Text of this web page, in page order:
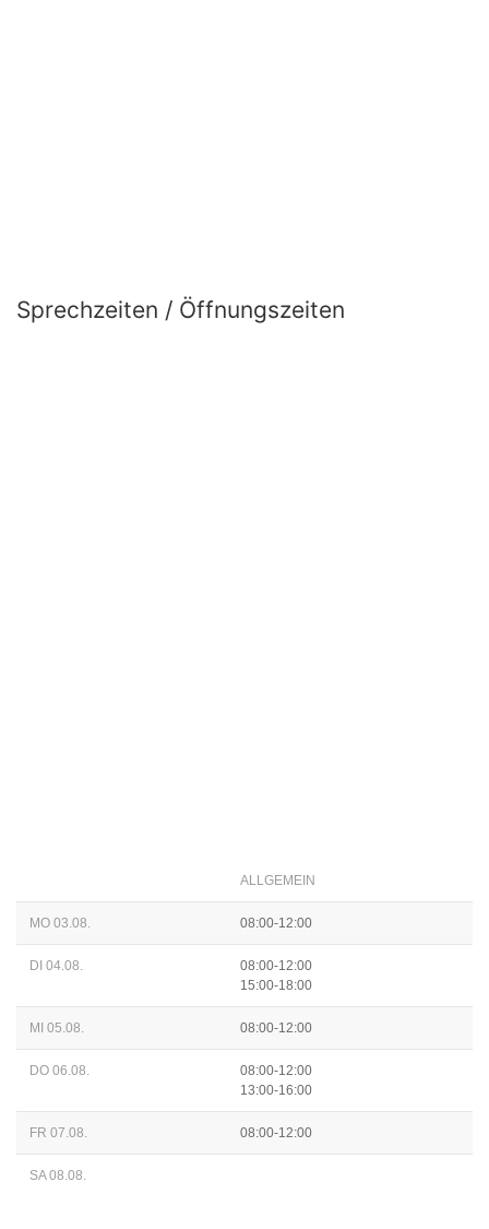
Sprechzeiten / Öffnungszeiten
ALLGEMEIN
MO 03.08. 08:00-12:00
DI 04.08.
08:00-12:00
15:00-18:00
MI 05.08. 08:00-12:00
DO 06.08.
08:00-12:00
13:00-16:00
FR 07.08. 08:00-12:00
SA 08.08.